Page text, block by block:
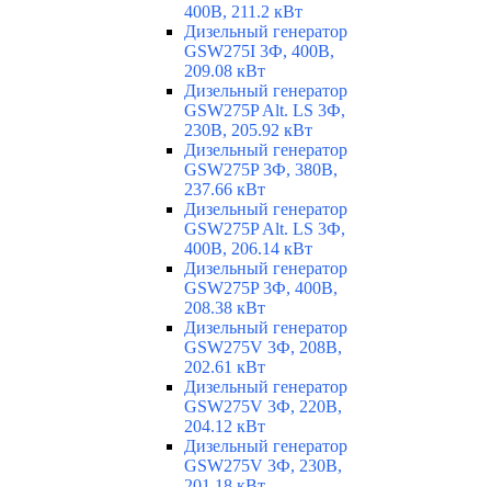
400В, 211.2 кВт
Дизельный генератор
GSW275I 3Ф, 400В,
209.08 кВт
Дизельный генератор
GSW275P Alt. LS 3Ф,
230В, 205.92 кВт
Дизельный генератор
GSW275P 3Ф, 380В,
237.66 кВт
Дизельный генератор
GSW275P Alt. LS 3Ф,
400В, 206.14 кВт
Дизельный генератор
GSW275P 3Ф, 400В,
208.38 кВт
Дизельный генератор
GSW275V 3Ф, 208В,
202.61 кВт
Дизельный генератор
GSW275V 3Ф, 220В,
204.12 кВт
Дизельный генератор
GSW275V 3Ф, 230В,